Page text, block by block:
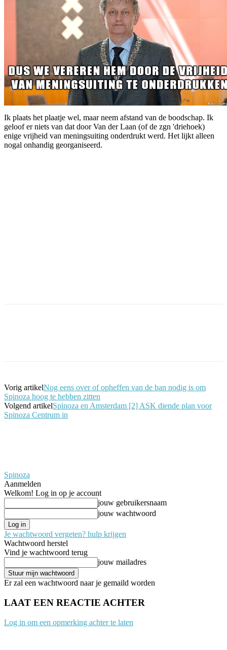
Ik plaats het plaatje wel, maar neem afstand van de boodschap. Ik
geloof er niets van dat door Van der Laan (of de zgn 'driehoek)
enige vrijheid van meningsuiting onderdrukt werd. Het lijkt alleen
nogal onhandig georganiseerd.
Vorig artikelNog eens over of opheffen van de ban nodig is om
Spinoza hoog te hebben zitten
Volgend artikelSpinoza en Amsterdam [2] ASK diende plan voor
Spinoza Centrum in
Spinoza
Aanmelden
Welkom! Log in op je account
jouw gebruikersnaam
jouw wachtwoord
Je wachtwoord vergeten? hulp krijgen
Wachtwoord herstel
Vind je wachtwoord terug
jouw mailadres
Er zal een wachtwoord naar je gemaild worden
LAAT EEN REACTIE ACHTER
Log in om een opmerking achter te laten